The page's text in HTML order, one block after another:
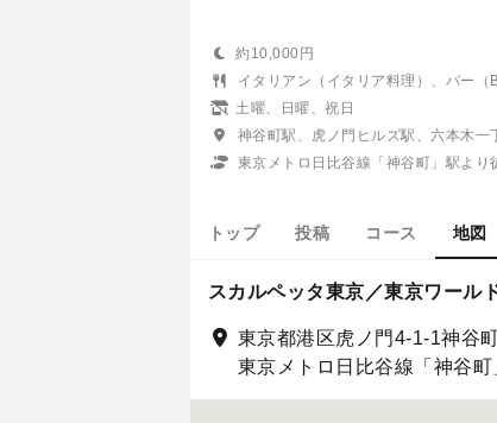
約10,000円
イタリアン（イタリア料理）、バー（
土曜、日曜、祝日
神谷町駅、虎ノ門ヒルズ駅、六本木一
東京メトロ日比谷線「神谷町」駅より
トップ 投稿 コース 地図
スカルペッタ東京／東京ワール
東京都港区虎ノ門4-1-1神谷
東京メトロ日比谷線「神谷